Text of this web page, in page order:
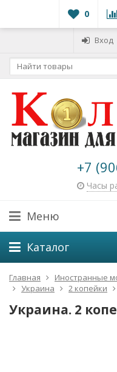
0
Вход
+7
Часы
Меню
Каталог
Главная Иностранные
Украина
2 копейки
Украина. 2